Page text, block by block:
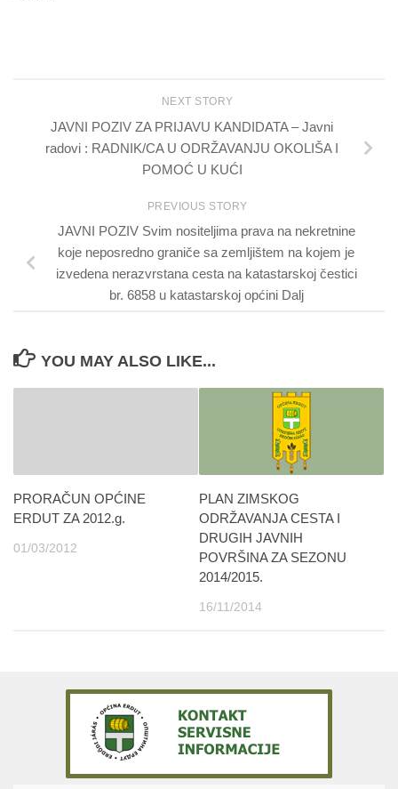
NEXT STORY
JAVNI POZIV ZA PRIJAVU KANDIDATA – Javni
radovi : RADNIK/CA U ODRŽAVANJU OKOLIŠA I
POMOĆ U KUĆI
PREVIOUS STORY
JAVNI POZIV Svim nositeljima prava na nekretnine
koje neposredno graniče sa zemljištem na kojem je
izvedena nerazvrstana cesta na katastarskoj čestici
br. 6858 u katastarskoj općini Dalj
YOU MAY ALSO LIKE...
PRORAČUN OPĆINE
ERDUT ZA 2012.g.
01/03/2012
PLAN ZIMSKOG
ODRŽAVANJA CESTA I
DRUGIH JAVNIH
POVRŠINA ZA SEZONU
2014/2015.
16/11/2014